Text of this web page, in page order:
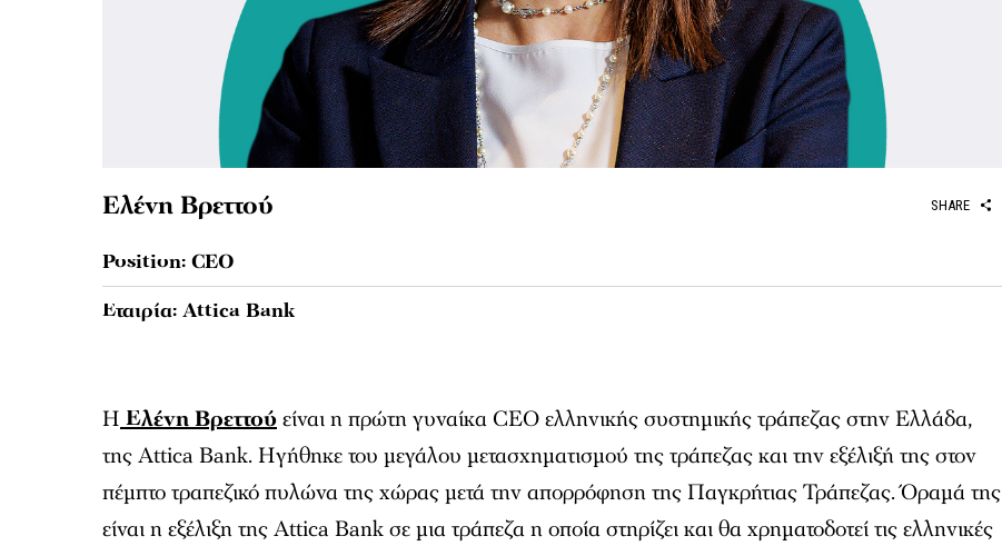
Ελένη Βρεττού SHARE
Position: CEO
Εταιρία: Attica Bank
H Ελένη Βρεττούείναι η πρώτη γυναίκα CEO ελληνικής συστημικής τράπεζας στην Ελλάδα,
της Attica Bank. Ηγήθηκε του μεγάλου μετασχηματισμού της τράπεζας και την εξέλιξή της στον
πέμπτο τραπεζικό πυλώνα της χώρας μετά την απορρόφηση της Παγκρήτιας Τράπεζας. Όραμά της
είναι η εξέλιξη της Attica Bank σε μια τράπεζα η οποία στηρίζει και θα χρηματοδοτεί τις ελληνικές